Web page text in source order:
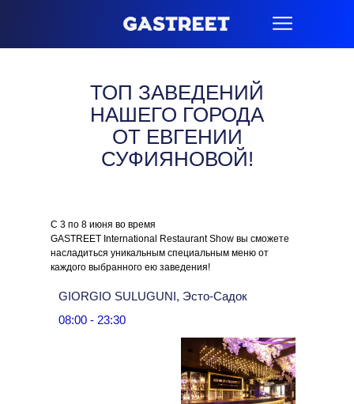
ТОП ЗАВЕДЕНИЙ
НАШЕГО ГОРОДА
ОТ ЕВГЕНИИ
СУФИЯНОВОЙ!
С 3 по 8 июня во время
GASTREET International Restaurant Show вы сможете
насладиться уникальным специальным меню от
каждого выбранного ею заведения!
08:00 - 23:30
GIORGIO SULUGUNI, Эсто-Садок